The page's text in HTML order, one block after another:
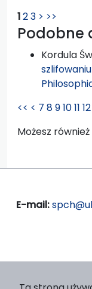
123 > >>
Podobne
Kordula
<< < 7 891011 12
Możesz również
E-mail: